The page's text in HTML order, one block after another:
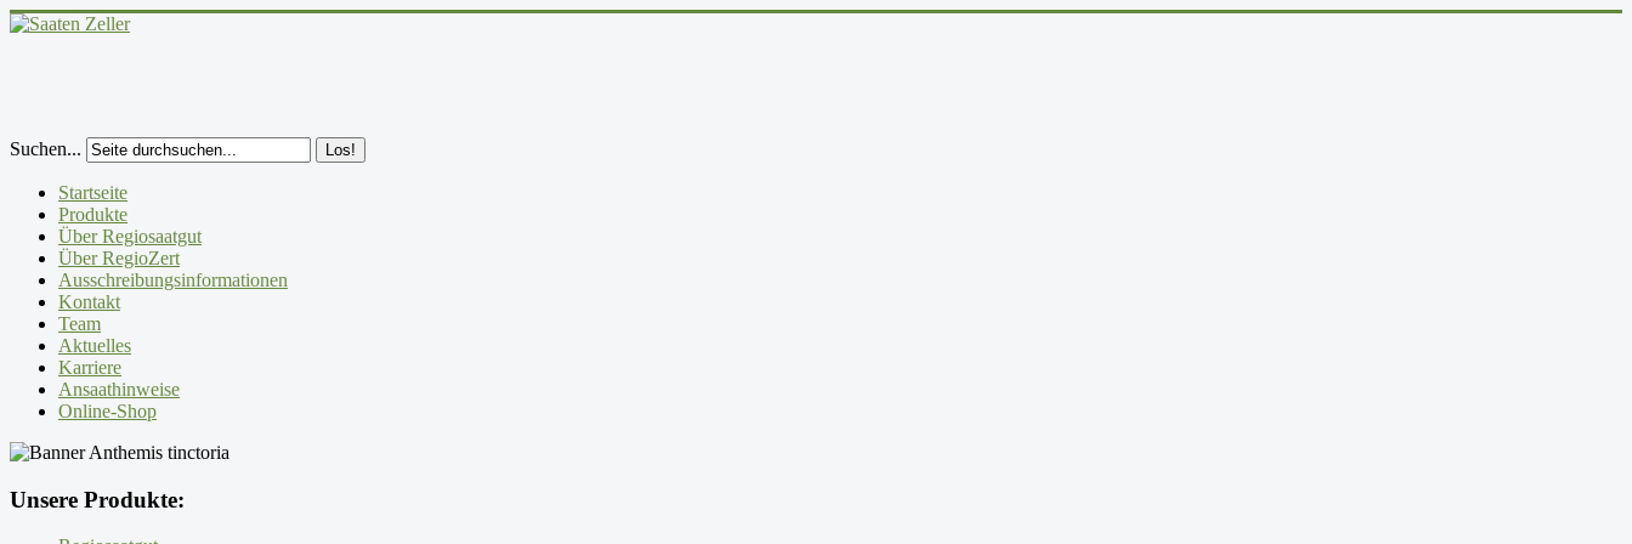
Suchen... Los!
Startseite
Produkte
Über Regiosaatgut
Über RegioZert
Ausschreibungsinformationen
Kontakt
Team
Aktuelles
Karriere
Ansaathinweise
Online-Shop
Unsere Produkte: